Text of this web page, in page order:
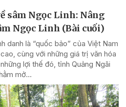
sâm Ngọc Linh: Nâng
Ngọc Linh (Bài cuối)
danh là “quốc bảo” của Việt Nam
cùng với những giá trị văn hóa
lợi thế đó, tỉnh Quảng Ngãi
mở...